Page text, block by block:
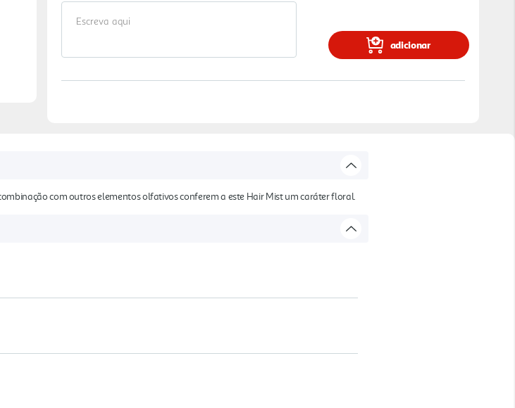
adicionar
com outros elementos olfativos conferem a este Hair Mist um caráter floral.